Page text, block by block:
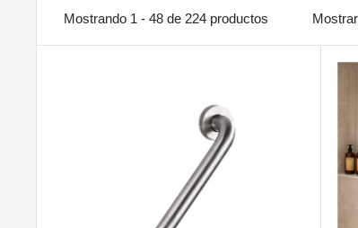
Mostrando 1 - 48 de 224 productos